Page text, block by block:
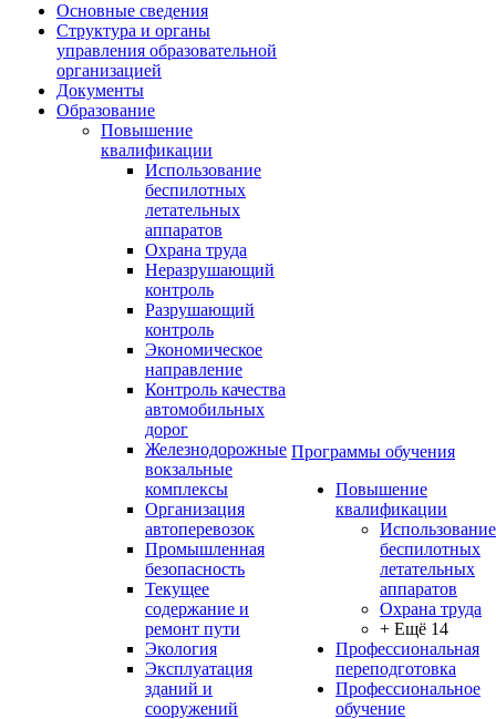
Основные сведения
Структура и органы
управления образовательной
организацией
Документы
Образование
Повышение
квалификации
Использование
беспилотных
летательных
аппаратов
Охрана труда
Неразрушающий
контроль
Разрушающий
контроль
Экономическое
направление
Контроль качества
автомобильных
дорог
Железнодорожные
вокзальные
комплексы
Организация
автоперевозок
Промышленная
безопасность
Текущее
содержание и
ремонт пути
Экология
Эксплуатация
зданий и
сооружений
Программы обучения
Повышение
квалификации
Использование
беспилотных
летательных
аппаратов
Охрана труда
+ Ещё 14
Профессиональная
переподготовка
Профессиональное
обучение